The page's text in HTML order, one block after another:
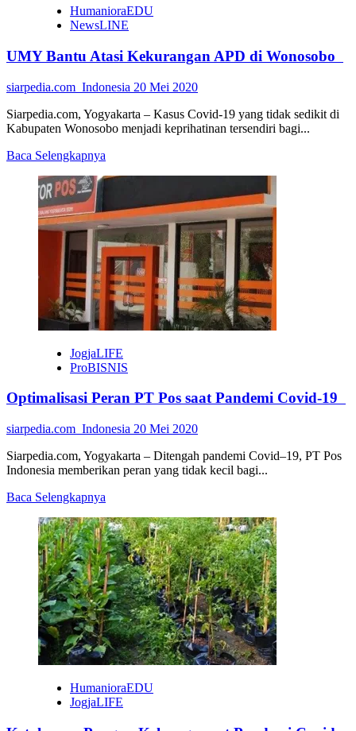
HumanioraEDU
NewsLINE
UMY Bantu Atasi Kekurangan APD di Wonosobo
siarpedia.com_Indonesia 20 Mei 2020
Siarpedia.com, Yogyakarta – Kasus Covid-19 yang tidak sedikit di
Kabupaten Wonosobo menjadi keprihatinan tersendiri bagi...
Baca Selengkapnya
about
Bantu
Atasi
Kekurangan
APD
di
Wonosobo
JogjaLIFE
ProBISNIS
Optimalisasi Peran PT Pos saat Pandemi Covid-19
siarpedia.com_Indonesia 20 Mei 2020
Siarpedia.com, Yogyakarta – Ditengah pandemi Covid–19, PT Pos
Indonesia memberikan peran yang tidak kecil bagi...
Baca Selengkapnya
about
Optimalisasi
Peran
PT
Pos
saat
Pandemi
Covid-
19
HumanioraEDU
JogjaLIFE